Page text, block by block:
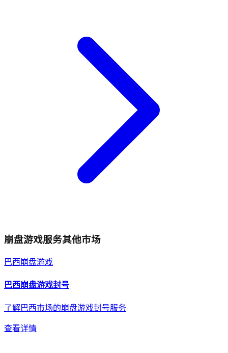
崩盘游戏服务其他市场
巴西崩盘游戏
巴西崩盘游戏封号
了解巴西市场的崩盘游戏封号服务
查看详情